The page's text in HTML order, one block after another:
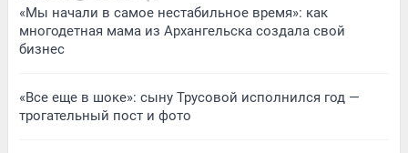
«Мы начали в самое нестабильное время»: как
многодетная мама из Архангельска создала свой
бизнес
«Все еще в шоке»: сыну Трусовой исполнился год —
трогательный пост и фото